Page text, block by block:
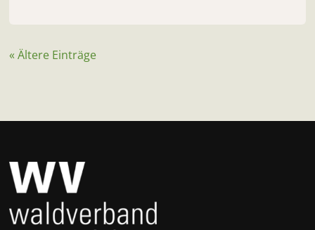
« Ältere Einträge